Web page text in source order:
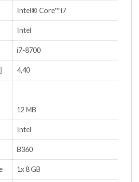
Intel® Core™ i7
Intel
i7-8700
4,40
12 MB
Intel
B360
1x 8 GB